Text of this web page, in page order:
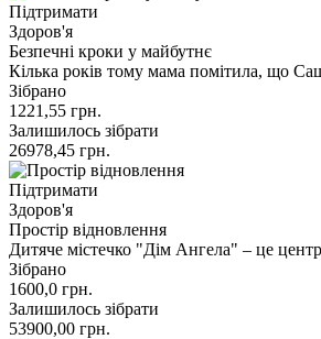
Підтримати
Здоров'я
Безпечні кроки у майбутнє
Кілька років тому мама помітила, що
Зібрано
1221,55 грн.
Залишилось зібрати
26978,45 грн.
Підтримати
Здоров'я
Простір відновлення
Дитяче містечко "Дім Ангела" – це центр
Зібрано
1600,0 грн.
Залишилось зібрати
53900,00 грн.